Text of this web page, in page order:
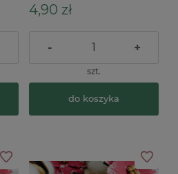
4,90 zł
- +
szt.
do koszyka